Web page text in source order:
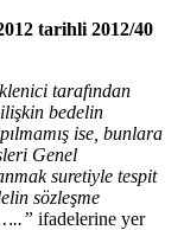
tarihli 2012/40
tarafından
bedelin
ise, bunlara
Genel
suretiyle tespit
sözleşme
ifadelerine yer